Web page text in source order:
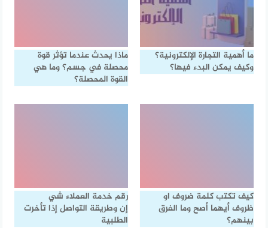
ما أهمية التجارة الإلكترونية؟
وكيف يمكن البدء فيها؟
ماذا يحدث عندما تؤثر قوة
محصلة في جسم؟ وما هي
القوة المحصلة؟
كيف تكتب كلمة ضروف او
ظروف أيهما أصح وما الفرق
بينهم؟
رقم خدمة العملاء شي
إن وطريقة التواصل إذا تأخرت
الطلبية